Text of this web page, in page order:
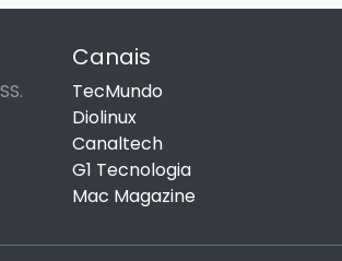
Canais
TecMundo
Diolinux
Canaltech
G1 Tecnologia
Mac Magazine